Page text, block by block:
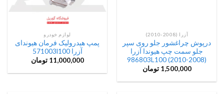
آزرا (2008-2010)
درپوش چراغشور جلو روی سپر
جلو سمت چپ هیوندا آزرا
(2008-2010) 986803L100
1,500,000 تومان
لوازم خودرو
پمپ هیدرولیک فرمان هیوندای
آزرا 571003l100
11,000,000 تومان